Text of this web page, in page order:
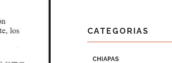
CATEGORIAS
CHIAPAS